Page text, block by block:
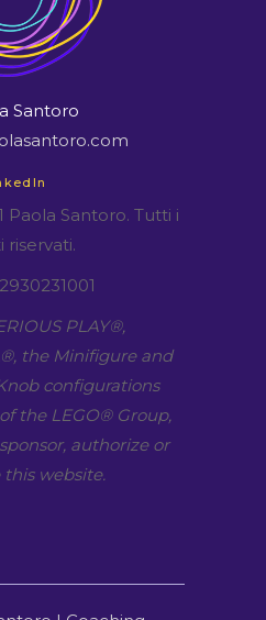
Santoro
Paola Santoro. Tutti i
riservati.
PLAY​®,
the Minifigure and
configurations
the LEGO​® Group,
authorize or
this website.